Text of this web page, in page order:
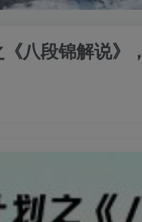
八段锦解说》